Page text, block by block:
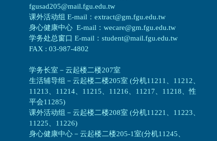
fgusad205@mail.fgu.edu.tw
课外活动组 E-mail：extract@gm.fgu.edu.tw
身心健康中心 E-mail：wecare@gm.fgu.edu.tw
学务处总窗口 E-mail：student@mail.fgu.edu.tw
FAX : 03-987-4802
学务长室－云起楼二楼207室
生活辅导组 － 云起楼二楼205室 (分机11211、11212、
11213、11214、11215、11216、11217、11218、性
平会11285)
课外活动组 － 云起楼二楼208室 (分机11221、11223、
11225、11226)
身心健康中心 － 云起楼二楼205-1室(分机11245、